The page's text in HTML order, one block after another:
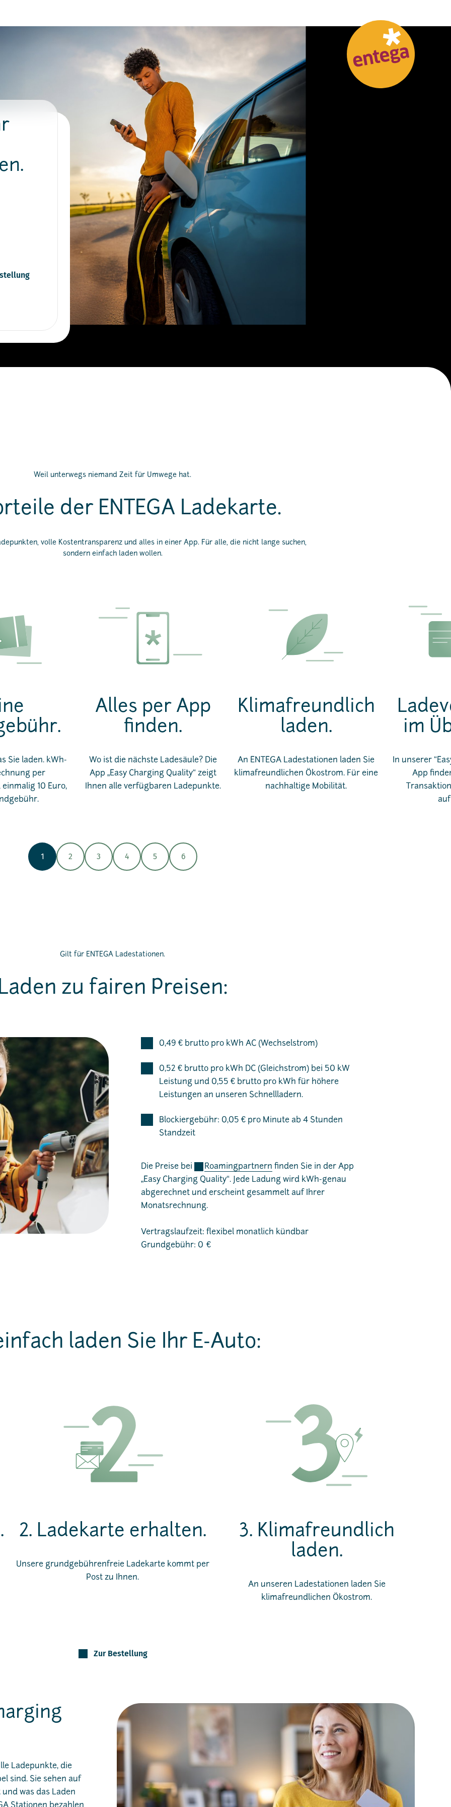
Weil unterwegs niemand Zeit für Umwege hat.
der ENTEGA Ladekarte.
volle Kostentransparenz und alles in einer App. Für alle, die nicht lange suchen,
sondern einfach laden wollen.
Sie laden. kWh-
per
10 Euro,
Alles per App
finden.
Wo ist die nächste Ladesäule? Die
App „Easy Charging Quality“ zeigt
Ihnen alle verfügbaren Ladepunkte.
Klimafreundlich
laden.
An ENTEGA Ladestationen laden Sie
klimafreundlichen Ökostrom. Für eine
nachhaltige Mobilität.
im
In unserer
App
1 2 3 4 5 6
Gilt für ENTEGA Ladestationen.
zu fairen Preisen:
0,49 € brutto pro kWh AC (Wechselstrom)
0,52 € brutto pro kWh DC (Gleichstrom) bei 50 kW
Leistung und 0,55 € brutto pro kWh für höhere
Leistungen an unseren Schnellladern.
Blockiergebühr: 0,05 € pro Minute ab 4 Stunden
Standzeit
Die Preise bei Roamingpartnern finden Sie in der App
„Easy Charging Quality“. Jede Ladung wird kWh-genau
abgerechnet und erscheint gesammelt auf Ihrer
Monatsrechnung.
Vertragslaufzeit: flexibel monatlich kündbar
Grundgebühr: 0 €
laden Sie Ihr E-Auto:
2. Ladekarte erhalten.
Unsere grundgebührenfreie Ladekarte kommt per
Post zu Ihnen.
3. Klimafreundlich
laden.
An unseren Ladestationen laden Sie
klimafreundlichen Ökostrom.
Zur Bestellung
Ladepunkte, die
sind. Sie sehen auf
was das Laden
Stationen bezahlen